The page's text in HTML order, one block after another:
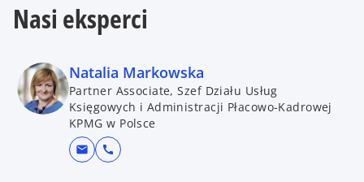
Nasi eksperci
Natalia Markowska
Partner Associate, Szef Działu Usług
Księgowych i Administracji Płacowo-Kadrowej
KPMG w Polsce
mail call